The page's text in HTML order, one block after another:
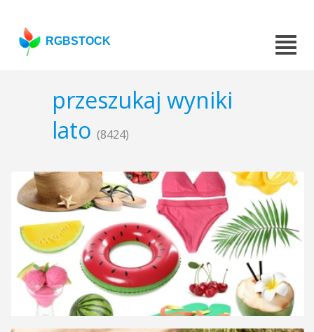
RGBSTOCK
przeszukaj wyniki
lato (8424)